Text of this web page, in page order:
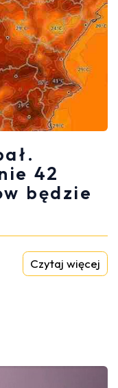
42
będzie
Czytaj więcej